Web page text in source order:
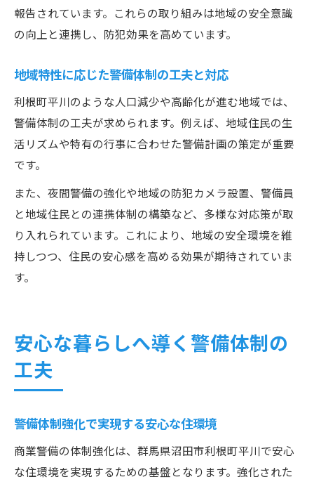
報告されています。これらの取り組みは地域の安全意識
の向上と連携し、防犯効果を高めています。
地域特性に応じた警備体制の工夫と対応
利根町平川のような人口減少や高齢化が進む地域では、
警備体制の工夫が求められます。例えば、地域住民の生
活リズムや特有の行事に合わせた警備計画の策定が重要
です。
また、夜間警備の強化や地域の防犯カメラ設置、警備員
と地域住民との連携体制の構築など、多様な対応策が取
り入れられています。これにより、地域の安全環境を維
持しつつ、住民の安心感を高める効果が期待されていま
す。
安心な暮らしへ導く警備体制の
工夫
警備体制強化で実現する安心な住環境
商業警備の体制強化は、群馬県沼田市利根町平川で安心
な住環境を実現するための基盤となります。強化された